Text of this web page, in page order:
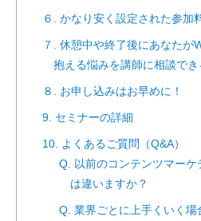
６. かなり安く設定された参加
７. 休憩中や終了後にあなたが
抱える悩みを講師に相談でき
８. お申し込みはお早めに！
9. セミナーの詳細
10. よくあるご質問（Q&A）
Q. 以前のコンテンツマーケ
は違いますか？
Q. 業界ごとに上手くいく